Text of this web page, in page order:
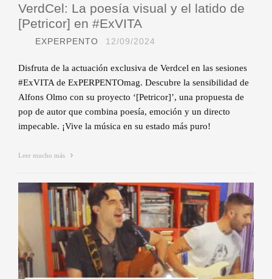
VerdCel: La poesía visual y el latido de
[Petricor] en #ExVITA
EXPERPENTO 12/09/2024
Disfruta de la actuación exclusiva de Verdcel en las sesiones
#ExVITA de ExPERPENTOmag. Descubre la sensibilidad de
Alfons Olmo con su proyecto ‘[Petricor]’, una propuesta de
pop de autor que combina poesía, emoción y un directo
impecable. ¡Vive la música en su estado más puro!
Leer mucho más